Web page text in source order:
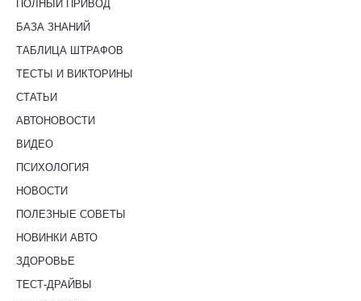
ПОЛНЫЙ ПРИВОД
БАЗА ЗНАНИЙ
ТАБЛИЦА ШТРАФОВ
ТЕСТЫ И ВИКТОРИНЫ
СТАТЬИ
АВТОНОВОСТИ
ВИДЕО
ПСИХОЛОГИЯ
НОВОСТИ
ПОЛЕЗНЫЕ СОВЕТЫ
НОВИНКИ АВТО
ЗДОРОВЬЕ
ТЕСТ-ДРАЙВЫ